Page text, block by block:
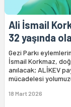
Ali İsmail
32 yaşında
Gezi Parkı
İsmail Korkmaz,
anılacak; ALİKEV
mücadelesi
18 Mart 2026